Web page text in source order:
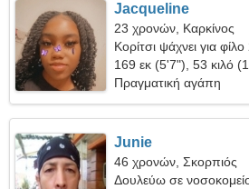
Jacqueline
23 χρονών, Καρκίνος
Κορίτσι ψάχνει για
169 εκ (5'7"), 53 κιλό
Πραγματική αγάπη
Junie
46 χρονών, Σκορπιός
Δουλεύω σε